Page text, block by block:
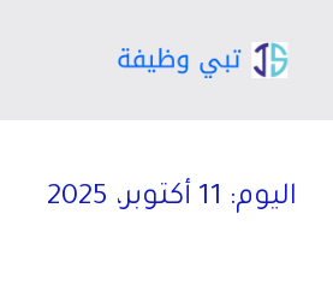
اليوم: 11 أكتوبر، 2025